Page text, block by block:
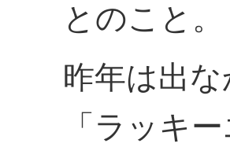
とのこと。
昨年は出
「ラッキ